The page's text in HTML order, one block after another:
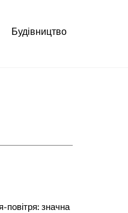
Будівництво
повітря: значна